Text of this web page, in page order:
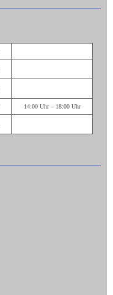
14:00 Uhr – 18:00 Uhr